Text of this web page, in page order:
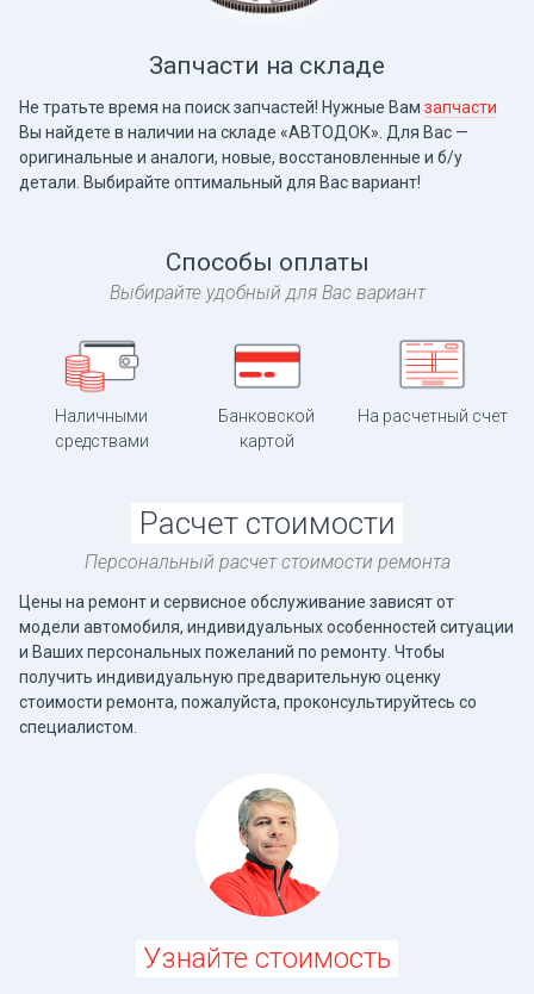
Запчасти на складе
Не тратьте время на поиск запчастей! Нужные Вам запчасти
Вы найдете в наличии на складе «АВТОДОК». Для Вас —
оригинальные и аналоги, новые, восстановленные и б/у
детали. Выбирайте оптимальный для Вас вариант!
Способы оплаты
Выбирайте удобный для Вас вариант
Наличными
средствами
Банковской
картой
На расчетный счет
Расчет стоимости
Персональный расчет стоимости ремонта
Цены на ремонт и сервисное обслуживание зависят от
модели автомобиля, индивидуальных особенностей ситуации
и Ваших персональных пожеланий по ремонту. Чтобы
получить индивидуальную предварительную оценку
стоимости ремонта, пожалуйста, проконсультируйтесь со
специалистом.
Узнайте стоимость